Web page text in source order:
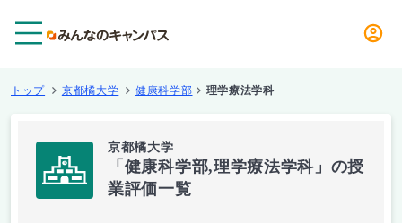
トップ 京都橘大学 健康科学部 理学療法学科
京都橘大学
「健康科学部,理学療法学科」の授
業評価一覧